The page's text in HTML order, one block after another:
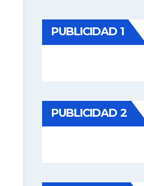
PUBLICIDAD 1
PUBLICIDAD 2